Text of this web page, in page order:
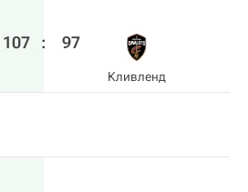
107 : 97
Кливленд